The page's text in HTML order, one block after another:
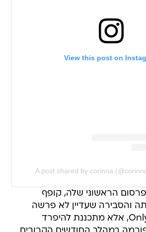
View this post on
A post shared by corinna
הראשוני שלה, קופף
והסבירה שעדיין לא פרשה
לחלוטין מ-OnlyFans, אלא מתכננת להיפרד